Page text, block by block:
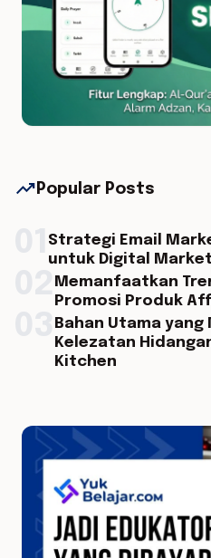
trending_up Popular Posts
Strategi Email
untuk Digital
Memanfaatkan
Promosi Produk
Bahan Utama yang
Kelezatan
Kitchen